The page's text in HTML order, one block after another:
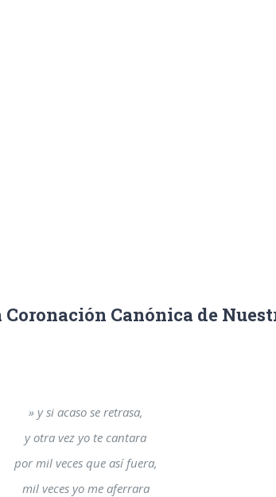
Canónica de
» y si acaso se retrasa,
y otra vez yo te cantara
por mil veces que así fuera,
mil veces yo me aferrara